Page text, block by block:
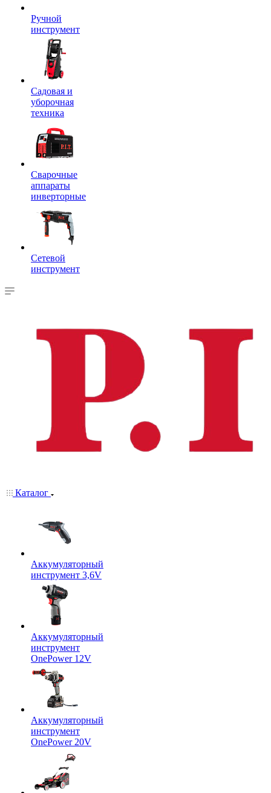
Ручной
инструмент
Садовая и
уборочная
техника
Сварочные
аппараты
инверторные
Сетевой
инструмент
Каталог
Аккумуляторный
инструмент 3,6V
Аккумуляторный
инструмент
OnePower 12V
Аккумуляторный
инструмент
OnePower 20V